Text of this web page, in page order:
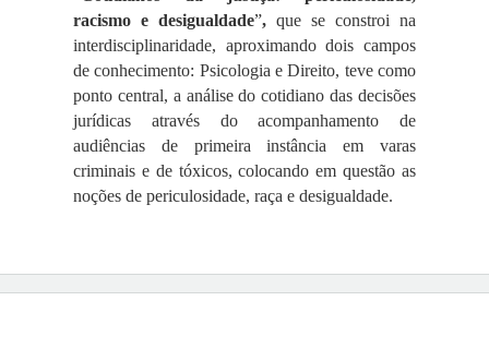
racismo e desigualdade”, que se constroi na
interdisciplinaridade, aproximando dois campos
de conhecimento: Psicologia e Direito, teve como
ponto central, a análise do cotidiano das decisões
jurídicas através do acompanhamento de
audiências de primeira instância em varas
criminais e de tóxicos, colocando em questão as
noções de periculosidade, raça e desigualdade.